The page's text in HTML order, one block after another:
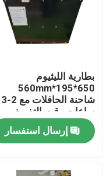
بطارية الليثيوم
650*195*560mm
شاحنة الحافلات مع 2-3
ساعات وقت التفريغ
للعمليات
إرسال استفسار